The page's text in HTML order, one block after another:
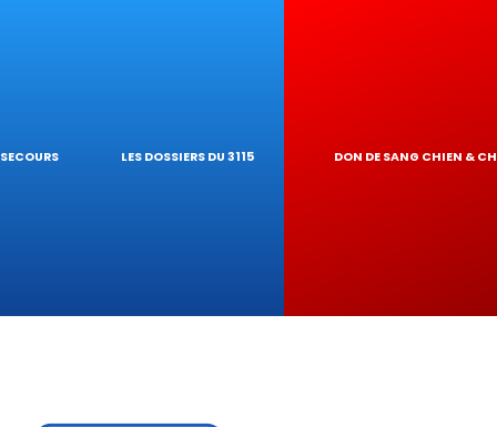
RÉSEAU
DE
LES DOSSIERS DU 3115 DON DE SANG CHIEN &